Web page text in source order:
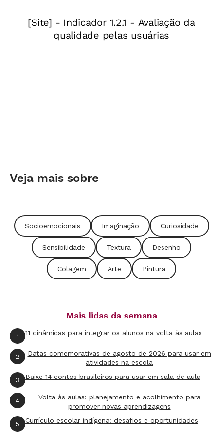
próprios trabalhos e a análise de obras, assim
como garantir acesso à produção artística e
emociona, estabelece ligações da obra com sua
que em Arte não existe certo ou errado: ela
permite as mais diversas interpretações e os
mais diferentes sentimentos, dependendo de
quem a vê. A Arte convida para uma leitura do
mundo e do ser humano, da própria vida.
visuais no cotidiano dos estudantes, você os
leva a superar aquele olhar "naturalizado" tão
comum nos dias de hoje, aquele que não
interroga o que vê. Um dos objetivosdeste
pôsteré justamente fazer com que a turma
conheça uma pequena parte dessa produção
cultural e tente, por meio do levantamento de
hipóteses e análises, estabelecer múltiplas
conexões entre elementos dessa longa
Veja mais sobre
Socioemocionais Imaginação Curiosidade
Sensibilidade Textura Desenho
Colagem Arte Pintura
Mais lidas da semana
1 11 dinâmicas para integrar os alunos na volta às aulas
2
Datas comemorativas de agosto de 2026 para usar em
atividades na escola
3 Baixe 14 contos brasileiros para usar em sala de aula
4
Volta às aulas: planejamento e acolhimento para
promover novas aprendizagens
5 Currículo escolar indígena: desafios e oportunidades